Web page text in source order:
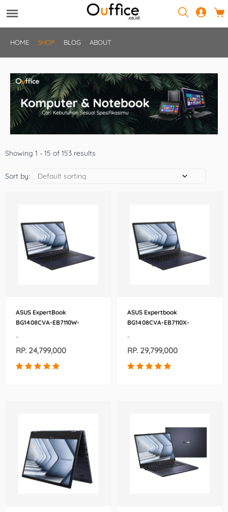
HOME SHOP BLOG ABOUT
Showing 1 - 15 of 153 results
Sort by:
ASUS ExpertBook
BG1408CVA-EB7110W-
-
RP. 24,799,000
ASUS Expertbook
BG1408CVA-EB7110X-
-
RP. 29,799,000